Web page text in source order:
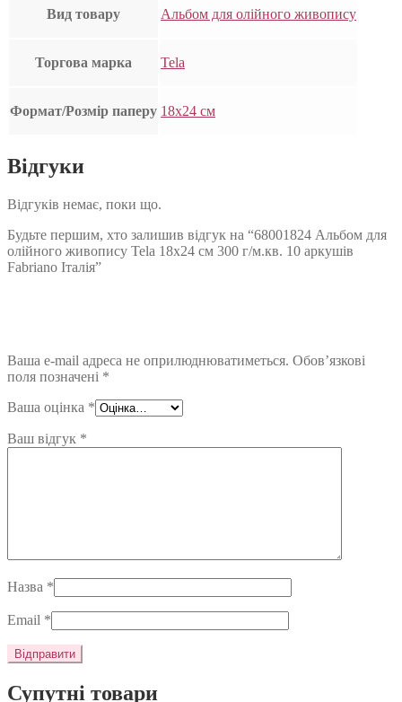
Вид товару Альбом для олійного живопису
Торгова марка Tela
Формат/Розмір паперу 18х24 см
Відгуки
Відгуків немає, поки що.
Будьте першим, хто залишив відгук на “68001824 Альбом для
олійного живопису Tela 18х24 см 300 г/м.кв. 10 аркушів
Fabriano Італія”
Ваша e-mail адреса не оприлюднюватиметься. Обов’язкові
поля позначені *
Ваша оцінка *
Ваш відгук *
Назва *
Email *
Супутні товари